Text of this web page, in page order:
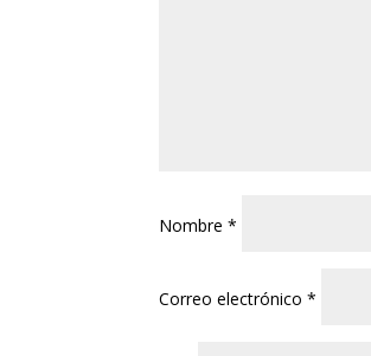
Nombre*
Correo electrónico*